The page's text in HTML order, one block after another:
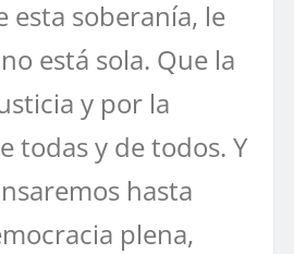
esta soberanía, le
está sola. Que la
y por la
todas y de todos. Y
hasta
plena,